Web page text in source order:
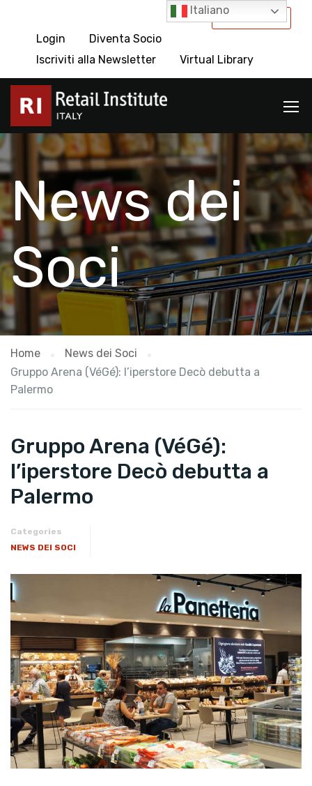
International
Login
Diventa Socio
Iscriviti alla Newsletter
Virtual Library
News dei
Soci
Home
News dei Soci
Gruppo Arena (VéGé): l’iperstore Decò debutta a
Palermo
Gruppo Arena (VéGé):
l’iperstore Decò debutta a
Palermo
Categories
NEWS DEI SOCI
Italiano